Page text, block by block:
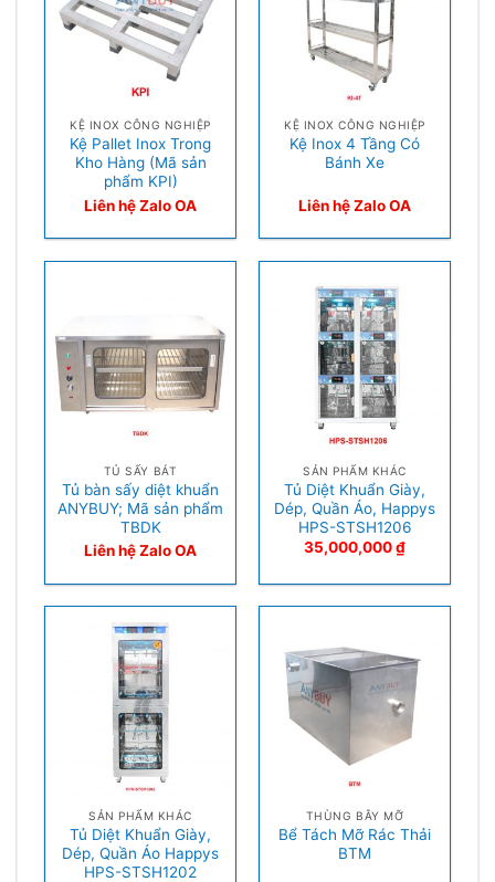
KỆ INOX CÔNG NGHIỆP
Kệ Pallet Inox Trong
Kho Hàng (Mã sản
phẩm KPI)
Liên hệ Zalo OA
KỆ INOX CÔNG NGHIỆP
Kệ Inox 4 Tầng Có
Bánh Xe
Liên hệ Zalo OA
TỦ SẤY BÁT
Tủ bàn sấy diệt khuẩn
ANYBUY; Mã sản phẩm
TBDK
Liên hệ Zalo OA
SẢN PHẨM KHÁC
Tủ Diệt Khuẩn Giày,
Dép, Quần Áo, Happys
HPS-STSH1206
35,000,000₫
SẢN PHẨM KHÁC
Tủ Diệt Khuẩn Giày,
Dép, Quần Áo Happys
HPS-STSH1202
THÙNG BẪY MỠ
Bể Tách Mỡ Rác Thải
BTM